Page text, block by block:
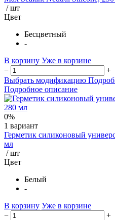
/ шт
Цвет
Бесцветный
-
В корзину Уже в корзине
−
+
Выбрать модификацию
Подробное описание
0%
1 вариант
Герметик силиконовый
мл
/ шт
Цвет
Белый
-
В корзину Уже в корзине
−
+